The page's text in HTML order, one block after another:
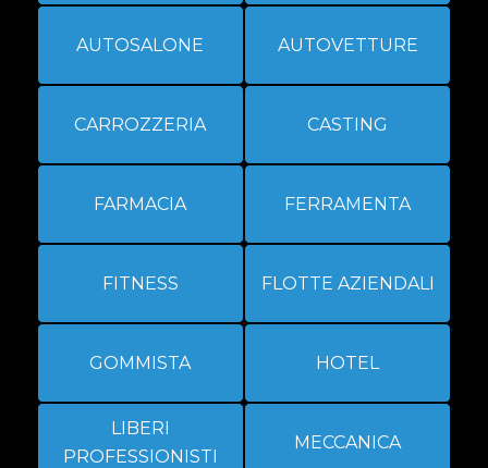
AUTOSALONE AUTOVETTURE
CARROZZERIA CASTING
FARMACIA FERRAMENTA
FITNESS FLOTTE AZIENDALI
GOMMISTA HOTEL
LIBERI
PROFESSIONISTI
MECCANICA